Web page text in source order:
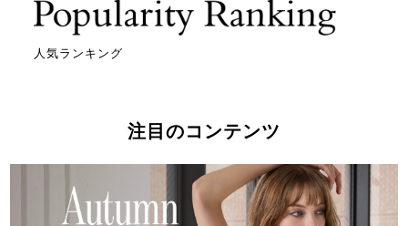
人気ランキング
注目のコンテンツ